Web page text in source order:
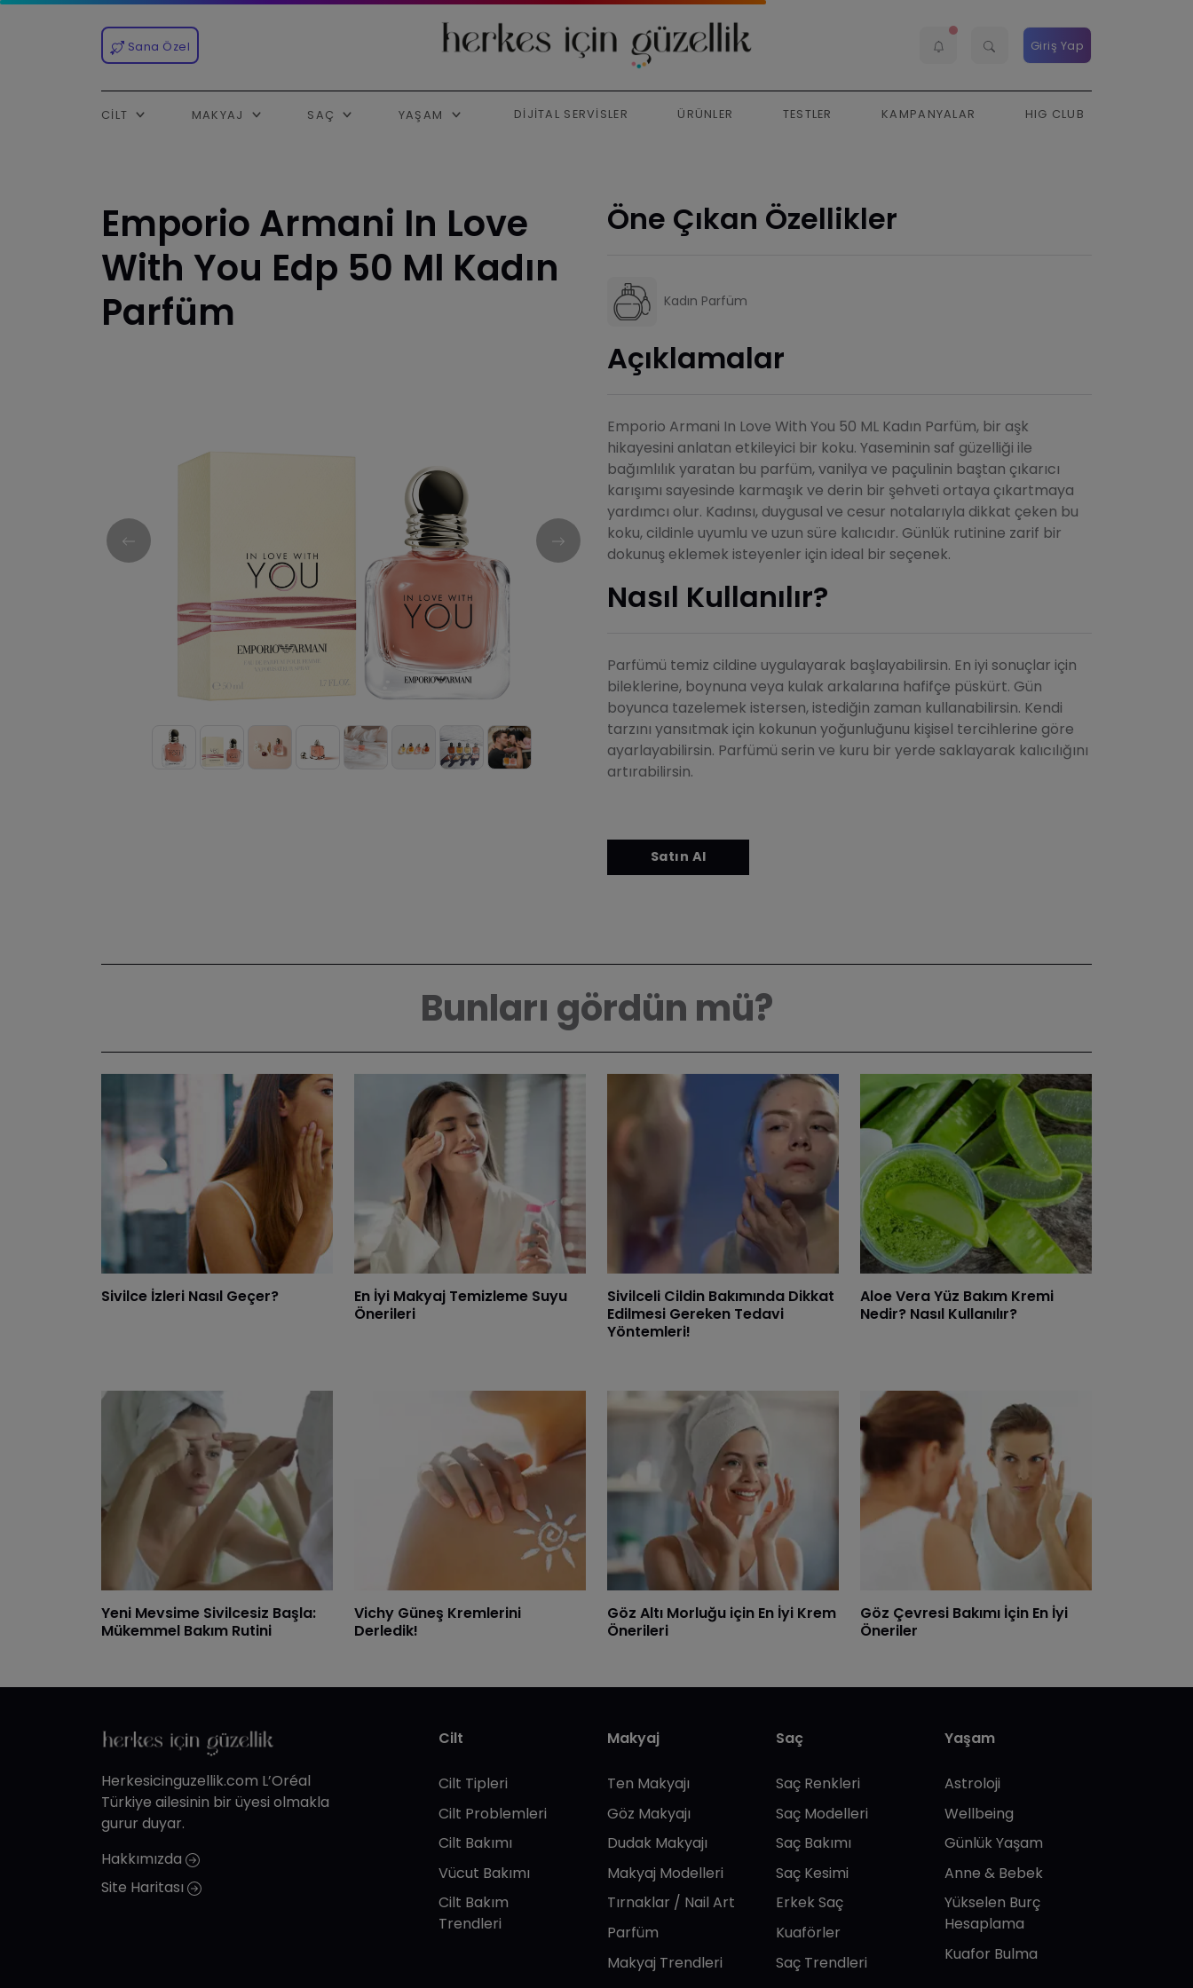
Sana Özel Giriş Yap
CILT MAKYAJ SAÇ YAŞAM DIJITAL SERVISLER ÜRÜNLER TESTLER KAMPANYALAR HIG CLUB
Emporio Armani In Love
With You Edp 50 Ml Kadın
Parfüm
Öne Çıkan Özellikler
Kadın Parfüm
Açıklamalar
Emporio Armani In Love With You 50 ML Kadın Parfüm, bir aşk
hikayesini anlatan etkileyici bir koku. Yaseminin saf güzelliği ile
bağımlılık yaratan bu parfüm, vanilya ve paçulinin baştan çıkarıcı
karışımı sayesinde karmaşık ve derin bir şehveti ortaya çıkartmaya
yardımcı olur. Kadınsı, duygusal ve cesur notalarıyla dikkat çeken bu
koku, cildinle uyumlu ve uzun süre kalıcıdır. Günlük rutinine zarif bir
dokunuş eklemek isteyenler için ideal bir seçenek.
Nasıl Kullanılır?
Parfümü temiz cildine uygulayarak başlayabilirsin. En iyi sonuçlar için
bileklerine, boynuna veya kulak arkalarına hafifçe püskürt. Gün
boyunca tazelemek istersen, istediğin zaman kullanabilirsin. Kendi
tarzını yansıtmak için kokunun yoğunluğunu kişisel tercihlerine göre
ayarlayabilirsin. Parfümü serin ve kuru bir yerde saklayarak kalıcılığını
artırabilirsin.
Bunları gördün mü?
Sivilce İzleri Nasıl Geçer?
En İyi Makyaj Temizleme Suyu
Önerileri
Sivilceli Cildin Bakımında Dikkat
Edilmesi Gereken Tedavi
Yöntemleri!
Aloe Vera Yüz Bakım Kremi
Nedir? Nasıl Kullanılır?
Yeni Mevsime Sivilcesiz Başla:
Mükemmel Bakım Rutini
Vichy Güneş Kremlerini
Derledik!
Göz Altı Morluğu için En İyi Krem
Önerileri
Göz Çevresi Bakımı İçin En İyi
Öneriler
Herkesicinguzellik.com L’Oréal
Türkiye ailesinin bir üyesi olmakla
gurur duyar.
Hakkımızda
Site Haritası
Cilt
Cilt Tipleri
Cilt Problemleri
Cilt Bakımı
Vücut Bakımı
Cilt Bakım
Trendleri
Makyaj
Ten Makyajı
Göz Makyajı
Dudak Makyajı
Makyaj Modelleri
Tırnaklar / Nail Art
Parfüm
Makyaj Trendleri
Saç
Saç Renkleri
Saç Modelleri
Saç Bakımı
Saç Kesimi
Erkek Saç
Kuaförler
Saç Trendleri
Yaşam
Astroloji
Wellbeing
Günlük Yaşam
Anne & Bebek
Yükselen Burç
Hesaplama
Kuafor Bulma